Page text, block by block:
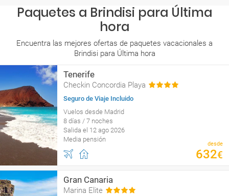
Paquetes a Brindisi para Última
hora
Encuentra las mejores ofertas de paquetes vacacionales a
Brindisi para Última hora
Tenerife
Checkin Concordia Playa
Seguro de Viaje Incluido
Vuelos desde Madrid
8 días / 7 noches
Salida el 12 ago 2026
Media pensión
desde
632€
Gran Canaria
Marina Elite